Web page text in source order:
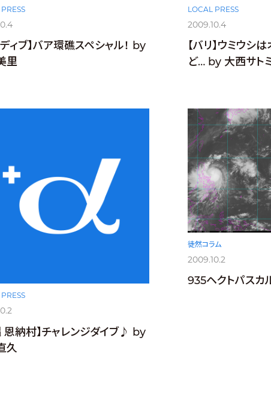
ディブ】バア環礁スペシャル！ by
里
LOCAL PRESS
2009.10.4
【バリ】ウミウシ
ど… by 大西サト
恩納村】チャレンジダイブ♪ by
久
徒然コラム
2009.10.2
935ヘクトパスカ